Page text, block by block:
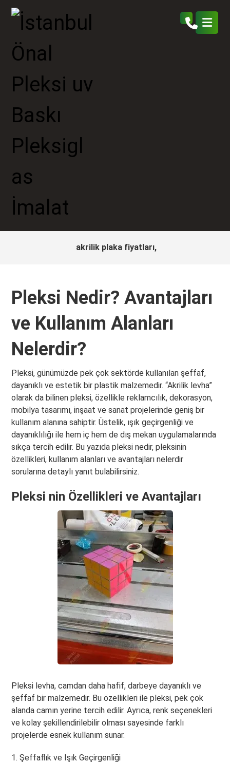
akrilik plaka fiyatları,
Pleksi Nedir? Avantajları
ve Kullanım Alanları
Nelerdir?
Pleksi, günümüzde pek çok sektörde kullanılan şeffaf,
dayanıklı ve estetik bir plastik malzemedir. “Akrilik levha”
olarak da bilinen pleksi, özellikle reklamcılık, dekorasyon,
mobilya tasarımı, inşaat ve sanat projelerinde geniş bir
kullanım alanına sahiptir. Üstelik, ışık geçirgenliği ve
dayanıklılığı ile hem iç hem de dış mekan uygulamalarında
sıkça tercih edilir. Bu yazıda pleksi nedir, pleksinin
özellikleri, kullanım alanları ve avantajları nelerdir
sorularına detaylı yanıt bulabilirsiniz.
Pleksi nin Özellikleri ve Avantajları
Pleksi levha, camdan daha hafif, darbeye dayanıklı ve
şeffaf bir malzemedir. Bu özellikleri ile pleksi, pek çok
alanda camın yerine tercih edilir. Ayrıca, renk seçenekleri
ve kolay şekillendirilebilir olması sayesinde farklı
projelerde esnek kullanım sunar.
1. Şeffaflık ve Işık Geçirgenliği